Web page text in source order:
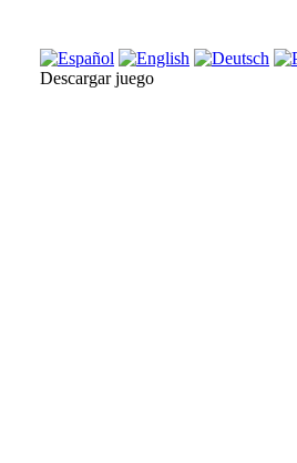
Descargar juego